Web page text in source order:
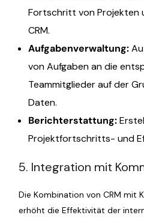
Fortschritt von Projekten
CRM.
Aufgabenverwaltung:
von Aufgaben an die
Teammitglieder auf der
Daten.
Berichterstattung:
Projektfortschritts- und
5. Integration mit
Die Kombination von CRM mit
erhöht die Effektivität der